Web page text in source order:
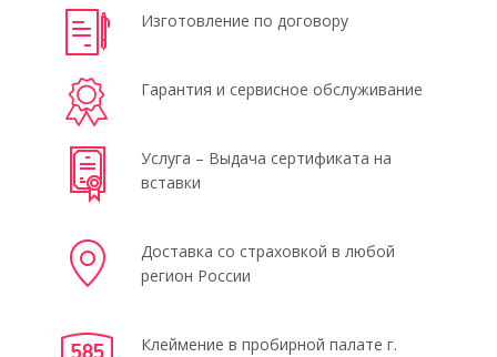
Изготовление по договору
Гарантия и сервисное обслуживание
Услуга – Выдача сертификата на
вставки
Доставка со страховкой в любой
регион России
Клеймение в пробирной палате г.